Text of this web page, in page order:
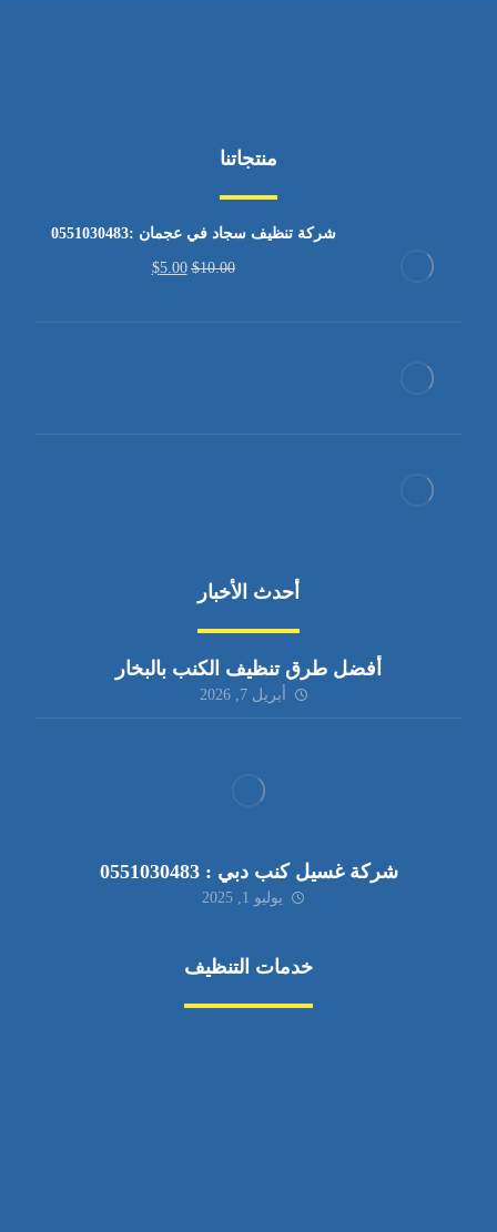
منتجاتنا
شركة تنظيف سجاد في عجمان :0551030483
$10.00
$5.00
أحدث الأخبار
أفضل طرق تنظيف الكنب بالبخار
أبريل 7, 2026
شركة غسيل كنب دبي : 0551030483
يوليو 1, 2025
خدمات التنظيف